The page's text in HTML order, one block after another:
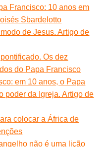
Francisco: 10 anos em
Sbardelotto
de Jesus. Artigo de
Os dez
do Papa Francisco
em 10 anos, o Papa
poder da Igreja. Artigo de
colocar a África de
não é uma lição